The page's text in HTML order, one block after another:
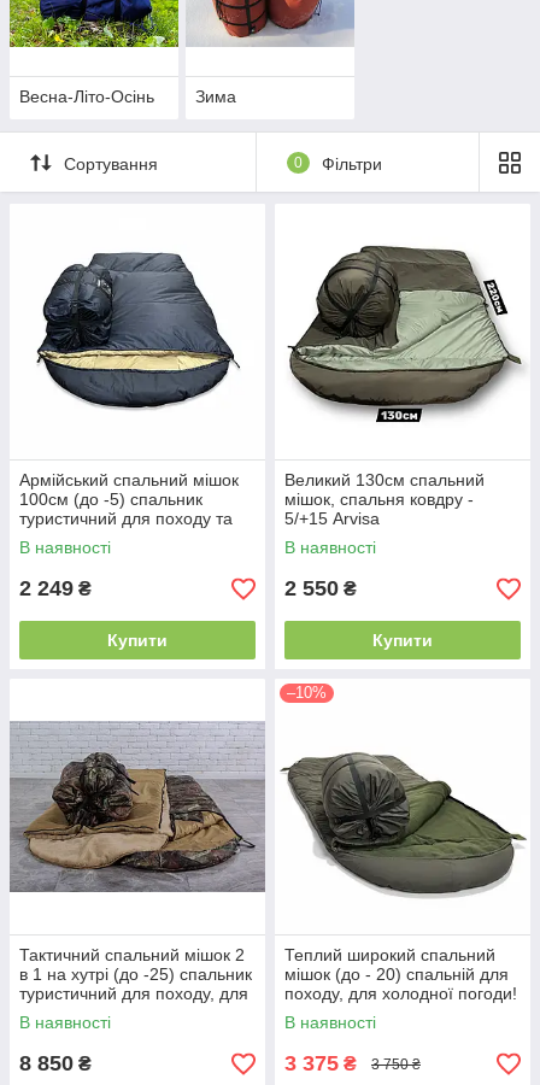
Весна-Літо-Осінь Зима
Сортування 0 Фільтри
Армійський спальний мішок
100см (до -5) спальник
туристичний для походу та
риболовлі
В наявності
2 249 ₴
Купити
Великий 130см спальний
мішок, спальня ковдру -
5/+15 Arvisa
В наявності
2 550 ₴
Купити
Тактичний спальний мішок 2
в 1 на хутрі (до -25) спальник
туристичний для походу, для
холодної погоди!
В наявності
8 850 ₴
–10%
Теплий широкий спальний
мішок (до - 20) спальній для
походу, для холодної погоди!
В наявності
3 375 ₴ 3 750 ₴